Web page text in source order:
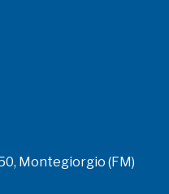
Montegiorgio (FM)